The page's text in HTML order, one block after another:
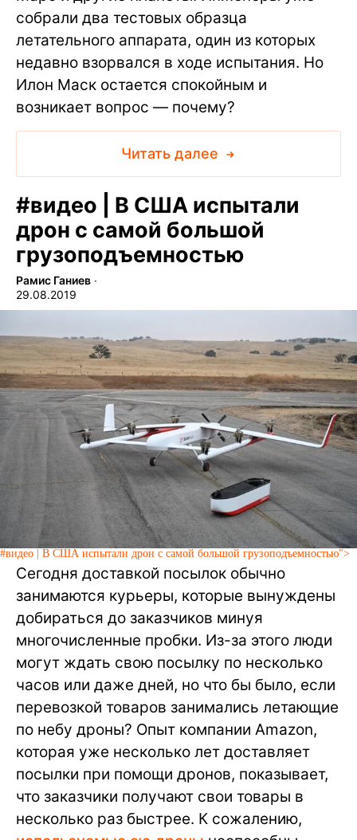
собрали два тестовых образца
летательного аппарата, один из которых
недавно взорвался в ходе испытания. Но
Илон Маск остается спокойным и
возникает вопрос — почему?
Читать далее
#видео | В США испытали
дрон с самой большой
грузоподъемностью
Рамис Ганиев ∙
29.08.2019
#видео | В США испытали дрон с самой большой грузоподъемностью">
Сегодня доставкой посылок обычно
занимаются курьеры, которые вынуждены
добираться до заказчиков минуя
многочисленные пробки. Из-за этого люди
могут ждать свою посылку по несколько
часов или даже дней, но что бы было, если
перевозкой товаров занимались летающие
по небу дроны? Опыт компании Amazon,
которая уже несколько лет доставляет
посылки при помощи дронов, показывает,
что заказчики получают свои товары в
несколько раз быстрее. К сожалению,